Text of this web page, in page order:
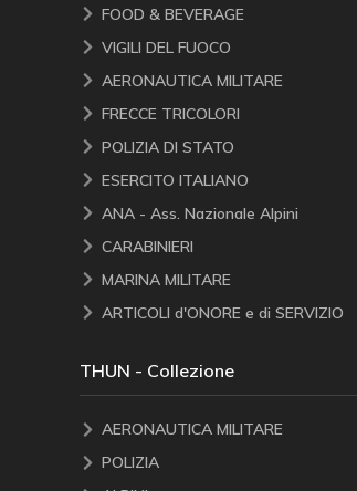
FOOD & BEVERAGE
VIGILI DEL FUOCO
AERONAUTICA MILITARE
FRECCE TRICOLORI
POLIZIA DI STATO
ESERCITO ITALIANO
ANA - Ass. Nazionale Alpini
CARABINIERI
MARINA MILITARE
ARTICOLI d'ONORE e di SERVIZIO
THUN - Collezione
AERONAUTICA MILITARE
POLIZIA